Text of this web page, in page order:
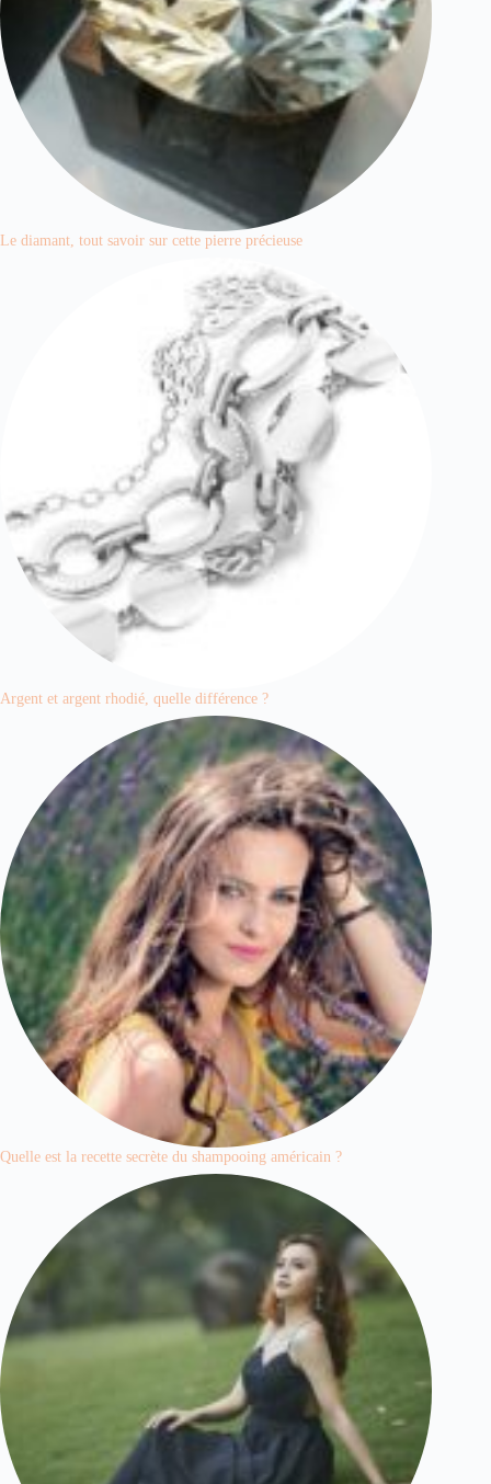
Le diamant, tout savoir sur cette pierre précieuse
Argent et argent rhodié, quelle différence ?
Quelle est la recette secrète du shampooing américain ?